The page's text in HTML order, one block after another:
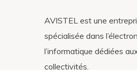
AVISTEL est une
spécialisée dans
l’informatique dédiées
collectivités.